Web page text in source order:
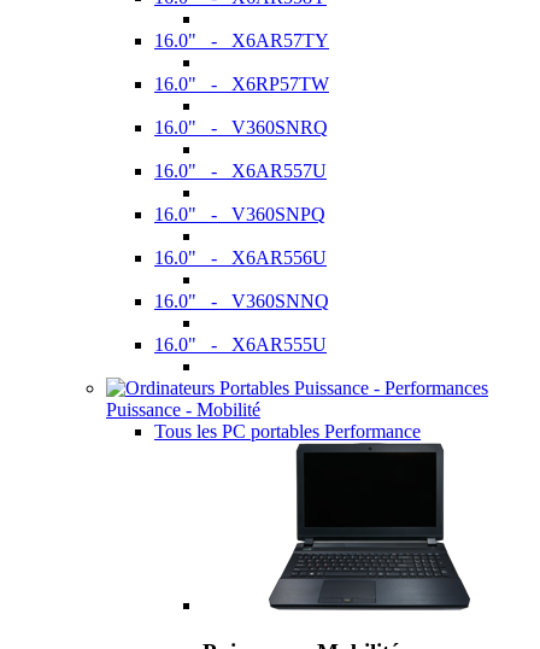
16.0" - X6AR57TY
16.0" - X6RP57TW
16.0" - V360SNRQ
16.0" - X6AR557U
16.0" - V360SNPQ
16.0" - X6AR556U
16.0" - V360SNNQ
16.0" - X6AR555U
Puissance - Mobilité
Tous les PC portables Performance